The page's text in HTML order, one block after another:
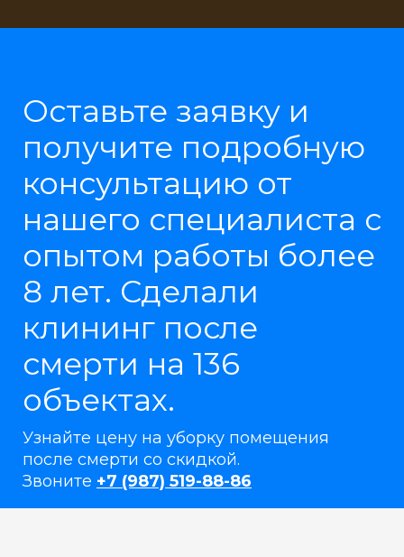
Оставьте заявку и
получите подробную
консультацию от
нашего специалиста с
опытом работы более
8 лет. Сделали
клининг после
смерти на 136
объектах.
Узнайте цену на уборку помещения
после смерти со скидкой.
Звоните +7 (987) 519-88-86